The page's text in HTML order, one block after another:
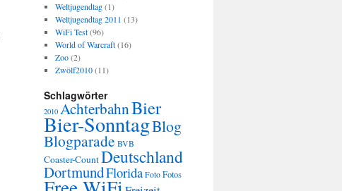
Weltjugendtag(1)
Weltjugendtag 2011 (13)
WiFi Test(96)
World of Warcraft(16)
Zoo(2)
Zwölf2010(11)
Schlagwörter
2010 AchterbahnBier
Bier-SonntagBlog
Blogparade BVB
Coaster-CountDeutschland
DortmundFlorida Foto Fotos